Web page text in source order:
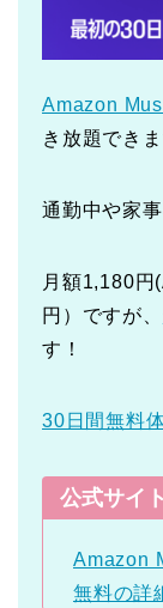
Amazon
き放題できま
通勤中や家
月額1,180円
円）ですが、
す！
30日間無料
公式サイト
Amazon
無料の詳